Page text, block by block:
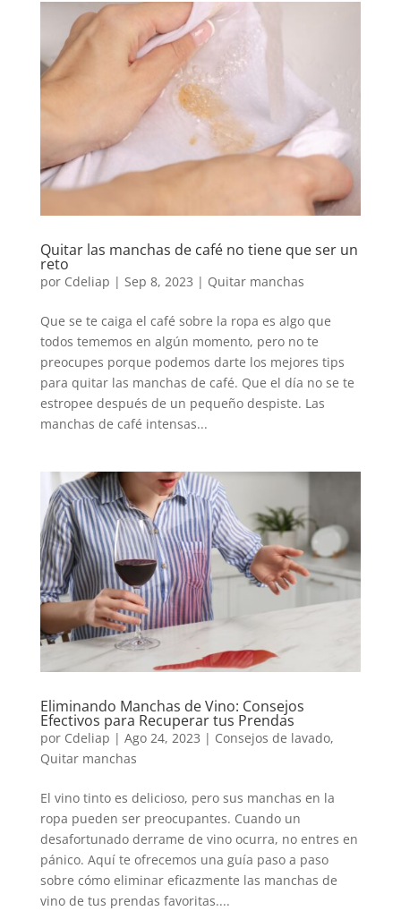
Quitar las manchas de café no tiene que ser un
reto
por Cdeliap | Sep 8, 2023 | Quitar manchas
Que se te caiga el café sobre la ropa es algo que
todos tememos en algún momento, pero no te
preocupes porque podemos darte los mejores tips
para quitar las manchas de café. Que el día no se te
estropee después de un pequeño despiste. Las
manchas de café intensas...
Eliminando Manchas de Vino: Consejos
Efectivos para Recuperar tus Prendas
por Cdeliap | Ago 24, 2023 | Consejos de lavado,
Quitar manchas
El vino tinto es delicioso, pero sus manchas en la
ropa pueden ser preocupantes. Cuando un
desafortunado derrame de vino ocurra, no entres en
pánico. Aquí te ofrecemos una guía paso a paso
sobre cómo eliminar eficazmente las manchas de
vino de tus prendas favoritas....